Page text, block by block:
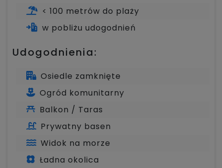
< 100 metrów do plaży
w pobliżu udogodnień
Udogodnienia:
Osiedle zamknięte
Ogród komunitarny
Balkon / Taras
Prywatny basen
Widok na morze
Ładna okolica